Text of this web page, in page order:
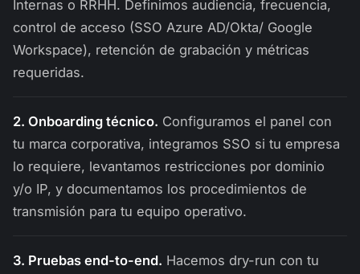
Internas o RRHH. Definimos audiencia, frecuencia,
control de acceso (SSO Azure AD/Okta/ Google
Workspace), retención de grabación y métricas
requeridas.
2. Onboarding técnico. Configuramos el panel con
tu marca corporativa, integramos SSO si tu empresa
lo requiere, levantamos restricciones por dominio
y/o IP, y documentamos los procedimientos de
transmisión para tu equipo operativo.
3. Pruebas end-to-end. Hacemos dry-run con tu